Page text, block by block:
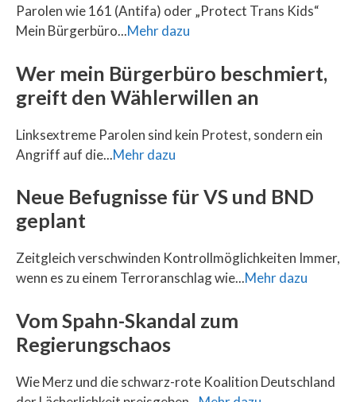
Parolen wie 161 (Antifa) oder „Protect Trans Kids“
Mein Bürgerbüro...Mehr dazu
Wer mein Bürgerbüro beschmiert,
greift den Wählerwillen an
Linksextreme Parolen sind kein Protest, sondern ein
Angriff auf die...Mehr dazu
Neue Befugnisse für VS und BND
geplant
Zeitgleich verschwinden Kontrollmöglichkeiten Immer,
wenn es zu einem Terroranschlag wie...Mehr dazu
Vom Spahn-Skandal zum
Regierungschaos
Wie Merz und die schwarz-rote Koalition Deutschland